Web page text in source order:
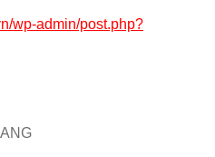
wp-admin/post.php?